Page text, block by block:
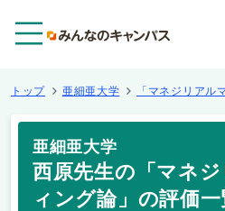
トップ 亜細亜大学 「マネジリアル
亜細亜大学
西原先生の「マネ
ィング論」の評価一